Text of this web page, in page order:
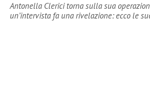
Antonella Clerici torna sulla sua
un’intervista fa una rivelazione: ecco le